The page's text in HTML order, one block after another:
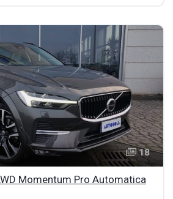
18
Momentum Pro Automatica